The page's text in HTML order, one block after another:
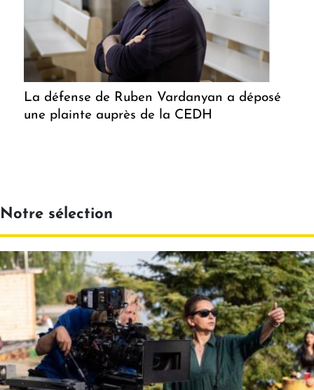
La défense de Ruben Vardanyan a déposé
une plainte auprès de la CEDH
Notre sélection